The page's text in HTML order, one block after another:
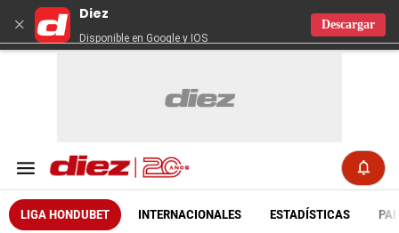
×
Diez
Disponible en Google y IOS
Descargar
LIGA HONDUBET INTERNACIONALES ESTADÍSTICAS